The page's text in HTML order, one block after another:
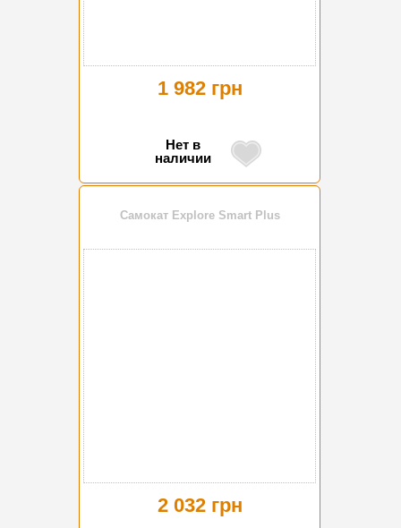
1 982 грн
Нет в
наличии
Самокат Explore Smart Plus
2 032 грн